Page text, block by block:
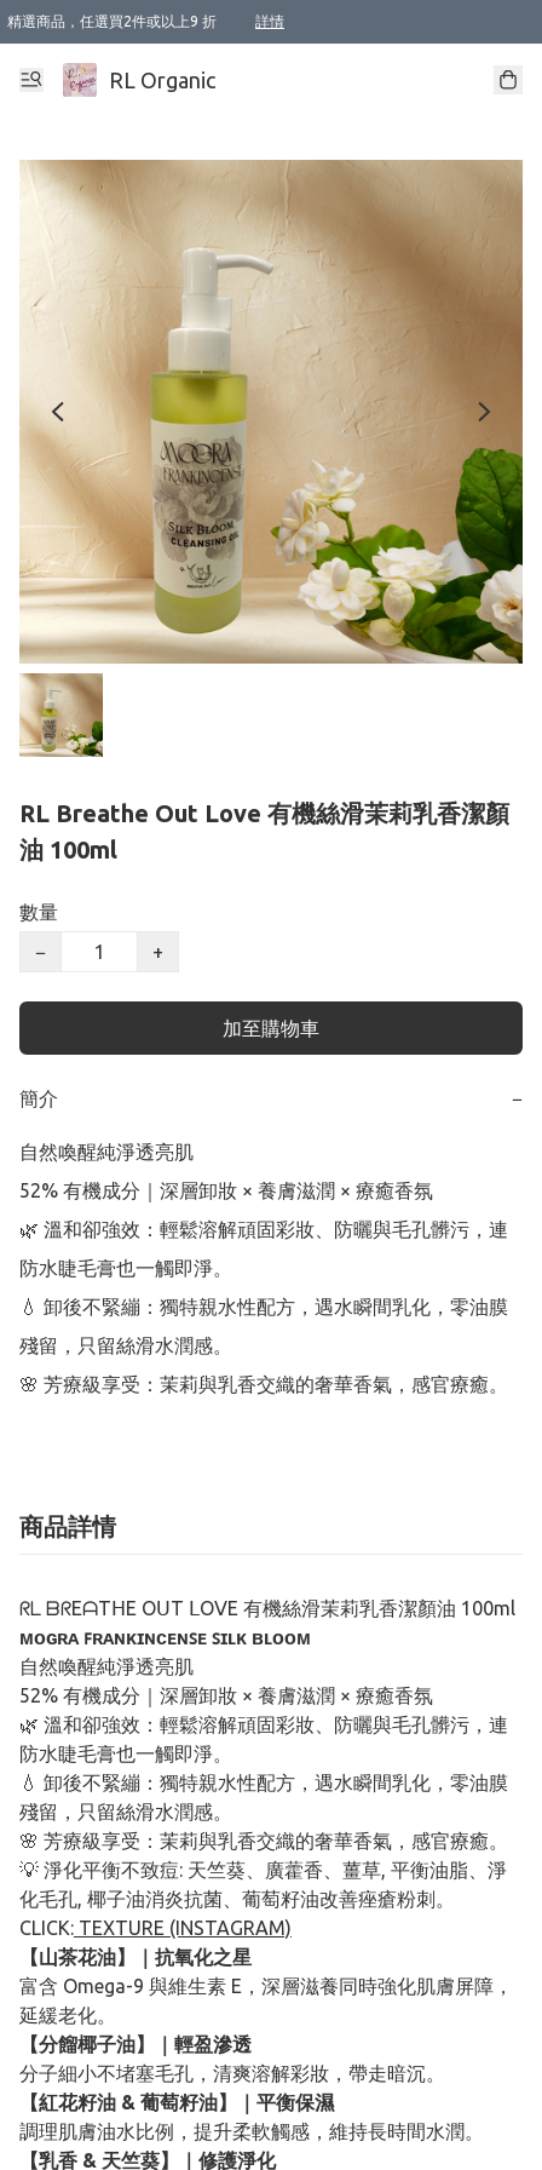
精選商品，任選買2件或以上9 折 詳情
XI周年優惠【新品自由選2件88折/3件85折】
XI周年優惠【Chakra 脈輪平衡自由選2件9折/3件85折/5件8折】
Florame 肌底自由選 2支9折 3支85折
XI周年優惠【蟲蟲退散 · 防衛結界﹞系列2件9折】
Sunki 任選2件95折
BIOFFICINA TOSCANA 任選2支9折 3支85折
Lamav 任選1件9折 2件85折
Mukti Organics 指定產品任選1件9折, 2件88折 3件85折
Intelligent Nutrients Skincare 任選2件9折
deodorant 任選2件88折
化妝品 任選2件95折
XI周年優惠【身心靈單品 任選2件9折/3件85折/5件8折】
XI周年優惠 【精油/香水 任選2件9折/3件85折/5件8折】
XI周年優惠【「關節到肌膚」全效養護 BODY OIL 組2件88折/3件85折】
XI周年優惠【夏日有機物理防曬套裝2件88折】
XI周年優惠【夏日潔面隨意選2件88折/3件85折】
XI周年優惠【逆齡奇蹟抗氧 11 自由選2件88折/3件85折/4件或以上8折】
新會員首次購物即享全單 95 折優惠！
成為VIP / VVIP 可享有生日月現金扣減獎賞優惠 !! 記得去賬户資料填上生日日期啦 !
選用順豐速運，滿$500 免運費
本地速遞 京東 送住宅/ 工商地址 $400 免運費
澳門訂單選用順豐速運，滿$800 免運費
RL Organic
RL Breathe Out Love 有機絲滑茉莉乳香潔顏
油 100ml
數量
−
+
加至購物車
簡介 −
自然喚醒純淨透亮肌
52% 有機成分｜深層卸妝 × 養膚滋潤 × 療癒香氛
🌿 溫和卻強效：輕鬆溶解頑固彩妝、防曬與毛孔髒污，連
防水睫毛膏也一觸即淨。
💧 卸後不緊繃：獨特親水性配方，遇水瞬間乳化，零油膜
殘留，只留絲滑水潤感。
🌸 芳療級享受：茉莉與乳香交織的奢華香氣，感官療癒。
商品詳情
ᖇᒪ ᗷᖇEᗩTᕼE OᑌT ᒪOᐯE 有機絲滑茉莉乳香潔顏油 100ml
ᴍᴏɢʀᴀ ꜰʀᴀɴᴋɪɴᴄᴇɴꜱᴇ ꜱɪʟᴋ ʙʟᴏᴏᴍ
自然喚醒純淨透亮肌
52% 有機成分｜深層卸妝 × 養膚滋潤 × 療癒香氛
🌿 溫和卻強效：輕鬆溶解頑固彩妝、防曬與毛孔髒污，連
防水睫毛膏也一觸即淨。
💧 卸後不緊繃：獨特親水性配方，遇水瞬間乳化，零油膜
殘留，只留絲滑水潤感。
🌸 芳療級享受：茉莉與乳香交織的奢華香氣，感官療癒。
💡 淨化平衡不致痘: 天竺葵、廣藿香、薑草, 平衡油脂、淨
化毛孔, 椰子油消炎抗菌、葡萄籽油改善痤瘡粉刺。
CLICK: TEXTURE (INSTAGRAM)
【山茶花油】｜抗氧化之星
富含 Omega-9 與維生素 E，深層滋養同時強化肌膚屏障，
延緩老化。
【分餾椰子油】｜輕盈滲透
分子細小不堵塞毛孔，清爽溶解彩妝，帶走暗沉。
【紅花籽油 & 葡萄籽油】｜平衡保濕
調理肌膚油水比例，提升柔軟觸感，維持長時間水潤。
【乳香 & 天竺葵】｜修護淨化